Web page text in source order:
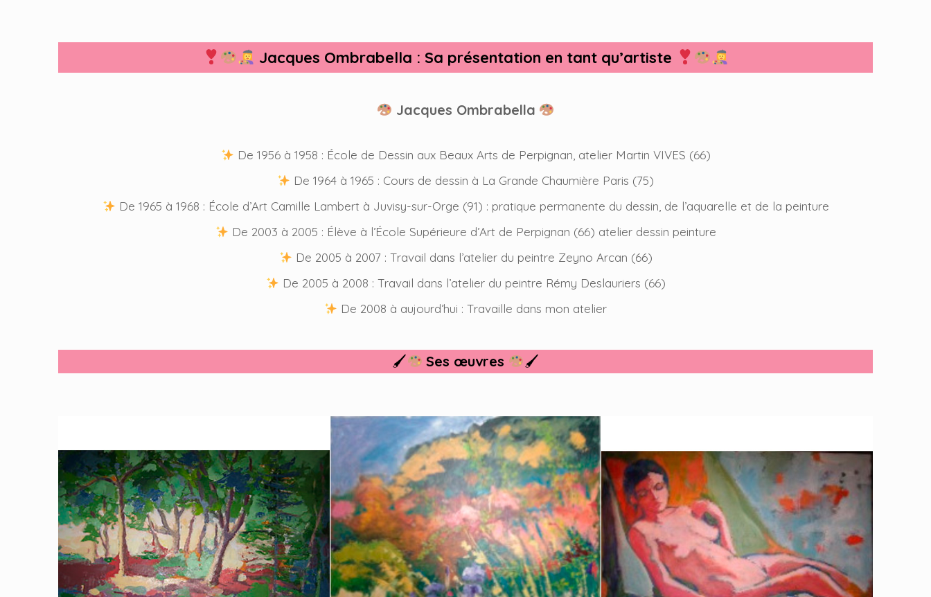
Jacques Ombrabella : Sa présentation en tant qu’artiste
Jacques Ombrabella
De 1956 à 1958 : École de Dessin aux Beaux Arts de Perpignan, atelier Martin VIVES (66)
De 1964 à 1965 : Cours de dessin à La Grande Chaumière Paris (75)
De 1965 à 1968 : École d’Art Camille Lambert à Juvisy-sur-Orge (91) : pratique permanente du dessin, de l’aquarelle et de la peinture
De 2003 à 2005 : Élève à l’École Supérieure d’Art de Perpignan (66) atelier dessin peinture
De 2005 à 2007 : Travail dans l’atelier du peintre Zeyno Arcan (66)
De 2005 à 2008 : Travail dans l’atelier du peintre Rémy Deslauriers (66)
De 2008 à aujourd’hui : Travaille dans mon atelier
🖌 Ses œuvres 🖌